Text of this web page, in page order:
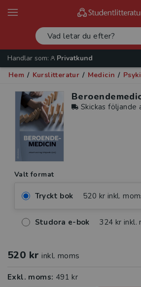
Handlar som:
Privatkund
Hem / Kurslitteratur / Medicin /
Skickas följande
Valt format
Tryckt bok 520 kr inkl.
Studora e-bok 324 kr inkl.
520 kr inkl. moms
Exkl. moms: 491 kr